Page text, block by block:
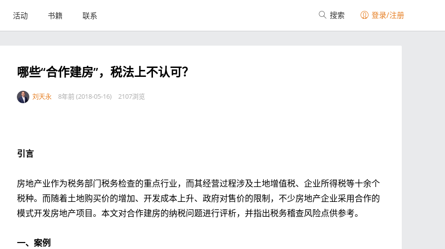
活动 书籍 联系 搜索 登录/注册
哪些“合作建房”，税法上不认可？
刘天永 8年前 (2018-05-16) 2107浏览
引言
房地产业作为税务部门税务检查的重点行业，而其经营过程涉及土地增值税、企业所得税等十余个
税种。而随着土地购买价的增加、开发成本上升、政府对售价的限制，不少房地产企业采用合作的
模式开发房地产项目。本文对合作建房的纳税问题进行评析，并指出税务稽查风险点供参考。
一、案例